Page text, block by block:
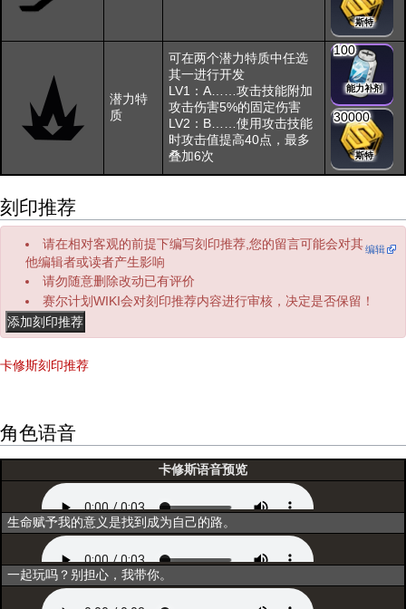
斯特
潜力特
质
可在两个潜力特质中任选
其一进行开发
LV1：A……攻击技能附加
攻击伤害5%的固定伤害
LV2：B……使用攻击技能
时攻击值提高40点，最多
叠加6次
100
能力补剂
30000
斯特
刻印推荐
编辑
请在相对客观的前提下编写刻印推荐,您的留言可能会对其
他编辑者或读者产生影响
请勿随意删除改动已有评价
赛尔计划WIKI会对刻印推荐内容进行审核，决定是否保留！
卡修斯刻印推荐
角色语音
卡修斯语音预览
初次登场
生命赋予我的意义是找到成为自己的路。
选择
一起玩吗？别担心，我带你。